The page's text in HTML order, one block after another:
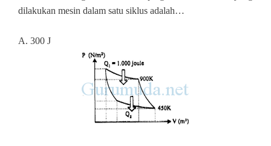
dilakukan mesin dalam satu siklus adalah…
A. 300 J